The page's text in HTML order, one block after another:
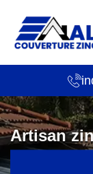
Artisan